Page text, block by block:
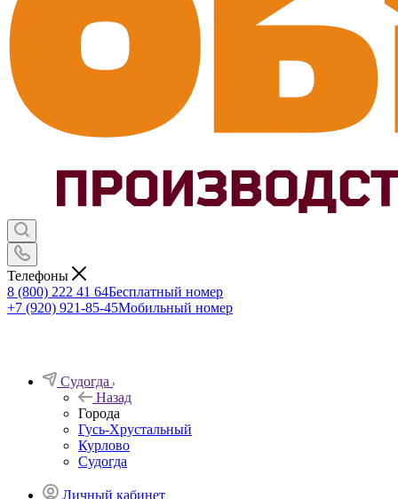
Телефоны
8 (800) 222 41 64Бесплатный номер
+7 (920) 921-85-45Мобильный номер
Судогда
Назад
Города
Гусь-Хрустальный
Курлово
Судогда
Личный кабинет